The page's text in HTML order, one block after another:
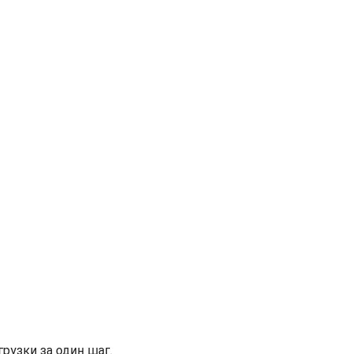
за один шаг.